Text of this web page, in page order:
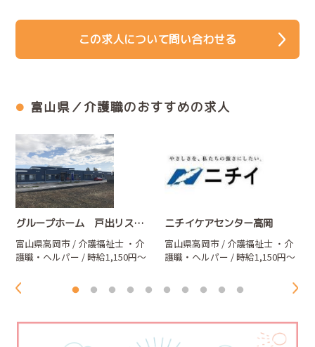
この求人について問い合わせる
富山県／介護職のおすすめの求人
グループホーム 戸出リスペクト
富山県高岡市 / 介護福祉士 ・介
護職・ヘルパー / 時給1,150円～
ニチイケアセンター高岡
富山県高岡市 / 介護福祉士 ・介
護職・ヘルパー / 時給1,150円～